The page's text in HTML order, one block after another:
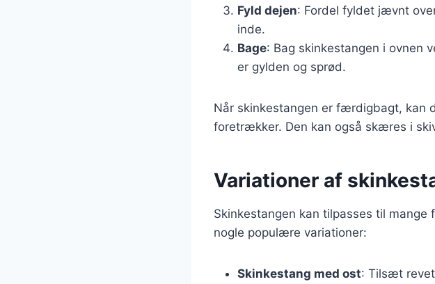
Fyld dejen: Fordel fyldet jævnt
inde.
Bage: Bag skinkestangen i ovnen
er gylden og sprød.
Når skinkestangen er færdigbagt, kan
foretrækker. Den kan også skæres i
Variationer af
Skinkestangen kan tilpasses til
nogle populære variationer:
Skinkestang med ost: Tilsæt